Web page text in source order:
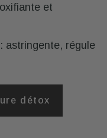
et
: astringente, régule
détox